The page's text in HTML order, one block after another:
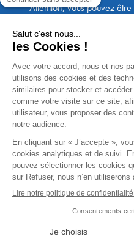
Attention, vous pouvez
Ace Crédit / Immoprêt, qui
crédits, en vous demandant
des fonds, des coordonnées
Immoprêt ne demande
comptes des sommes
des honoraires des
Immoprêt vous écrivent
xxxx@acecredit.fr
* Taux fixe national hors
dossier. Exemple représentatif
Taux débiteur fixe de 2.85 % et
assurance emprunteur de
1 426,78 € (dont 60,00 €
56 820,53 €. Montant
Un crédit vous engage et doit